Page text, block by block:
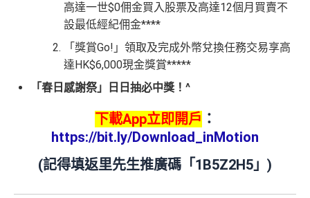
高達一世$0佣金買入股票及高達12個月買賣不
設最低經紀佣金****
「獎賞Go!」領取及完成外幣兌換任務交易享高
達HK$6,000現金獎賞*****
「春日感謝祭」日日抽必中獎！^
下載App立即開戶 ：
https://bit.ly/Download_inMotion
(記得填返里先生推廣碼「1B5Z2H5」 )